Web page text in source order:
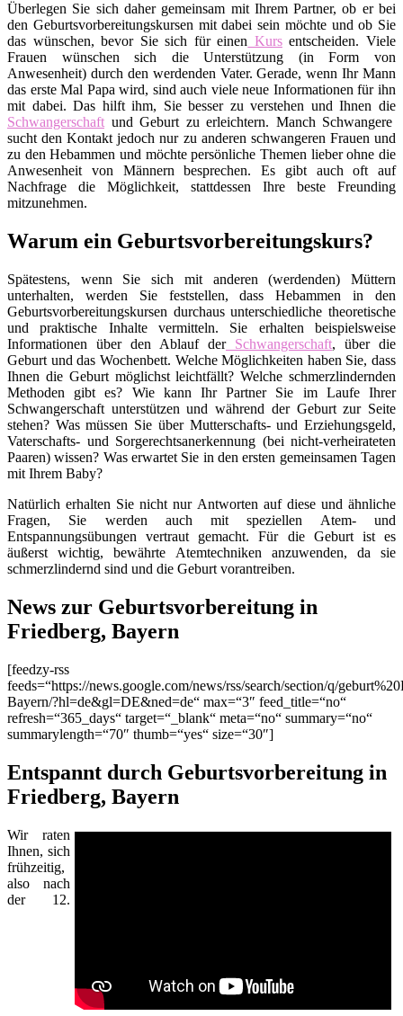
Überlegen Sie sich daher gemeinsam mit Ihrem Partner, ob er bei
den Geburtsvorbereitungskursen mit dabei sein möchte und ob Sie
das wünschen, bevor Sie sich für einen Kursentscheiden. Viele
Frauen wünschen sich die Unterstützung (in Form von
Anwesenheit) durch den werdenden Vater. Gerade, wenn Ihr Mann
das erste Mal Papa wird, sind auch viele neue Informationen für ihn
mit dabei. Das hilft ihm, Sie besser zu verstehen und Ihnen die
Schwangerschaft und Geburt zu erleichtern. Manch Schwangere
sucht den Kontakt jedoch nur zu anderen schwangeren Frauen und
zu den Hebammen und möchte persönliche Themen lieber ohne die
Anwesenheit von Männern besprechen. Es gibt auch oft auf
Nachfrage die Möglichkeit, stattdessen Ihre beste Freunding
mitzunehmen.
Warum ein Geburtsvorbereitungskurs?
Spätestens, wenn Sie sich mit anderen (werdenden) Müttern
unterhalten, werden Sie feststellen, dass Hebammen in den
Geburtsvorbereitungskursen durchaus unterschiedliche theoretische
und praktische Inhalte vermitteln. Sie erhalten beispielsweise
Informationen über den Ablauf derSchwangerschaft, über die
Geburt und das Wochenbett. Welche Möglichkeiten haben Sie, dass
Ihnen die Geburt möglichst leichtfällt? Welche schmerzlindernden
Methoden gibt es? Wie kann Ihr Partner Sie im Laufe Ihrer
Schwangerschaft unterstützen und während der Geburt zur Seite
stehen? Was müssen Sie über Mutterschafts- und Erziehungsgeld,
Vaterschafts- und Sorgerechtsanerkennung (bei nicht-verheirateten
Paaren) wissen? Was erwartet Sie in den ersten gemeinsamen Tagen
mit Ihrem Baby?
Natürlich erhalten Sie nicht nur Antworten auf diese und ähnliche
Fragen, Sie werden auch mit speziellen Atem- und
Entspannungsübungen vertraut gemacht. Für die Geburt ist es
äußerst wichtig, bewährte Atemtechniken anzuwenden, da sie
schmerzlindernd sind und die Geburt vorantreiben.
News zur Geburtsvorbereitung in
Friedberg, Bayern
[feedzy-rss
feeds=“https://news.google.com/news/rss/search/section/q/
Bayern/?hl=de&gl=DE&ned=de“ max=“3″ feed_title=“no“
refresh=“365_days“ target=“_blank“ meta=“no“ summary=“no“
summarylength=“70″ thumb=“yes“ size=“30″]
Entspannt durch Geburtsvorbereitung in
Friedberg, Bayern
Wir raten
Ihnen, sich
frühzeitig,
also nach
der 12.